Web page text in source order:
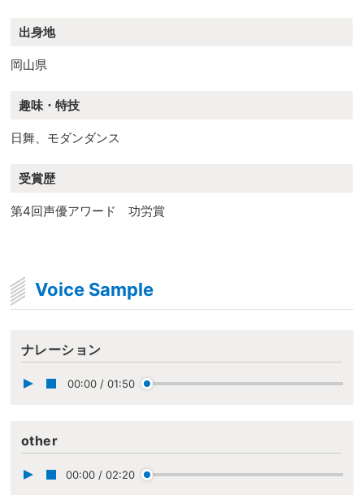
出身地
岡山県
趣味・特技
日舞、モダンダンス
受賞歴
第4回声優アワード 功労賞
Voice Sample
ナレーション
00:00 / 01:50
other
00:00 / 02:20